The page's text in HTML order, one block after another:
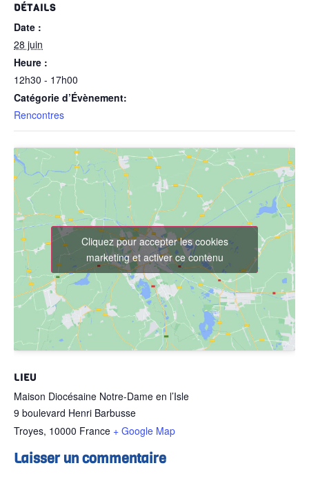
DÉTAILS
Date :
28 juin
Heure :
12h30 - 17h00
Catégorie d’Évènement:
Rencontres
LIEU
Maison Diocésaine Notre-Dame en l’Isle
9 boulevard Henri Barbusse
Troyes, 10000 France + Google Map
Cliquez pour accepter les cookies
marketing et activer ce contenu
Laisser un commentaire